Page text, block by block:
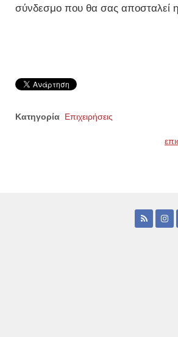
σύνδεσμο που θα σας αποσταλεί
Κατηγορία Επιχειρήσεις